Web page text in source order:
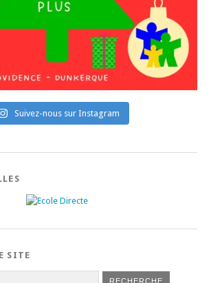
Suivez-nous sur Instagram
SITE